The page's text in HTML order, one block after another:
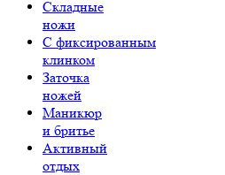
Складные
ножи
C фиксированным
клинком
Заточка
ножей
Маникюр
и бритье
Активный
отдых